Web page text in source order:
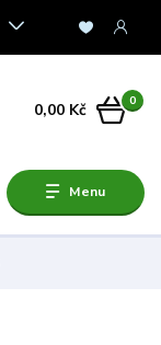
Menu
0
0,00 Kč